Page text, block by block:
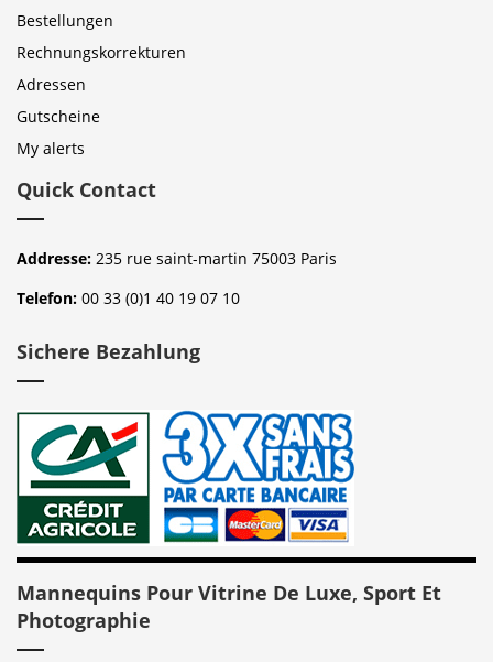
Bestellungen
Rechnungskorrekturen
Adressen
Gutscheine
My alerts
Quick Contact
Addresse: 235 rue saint-martin 75003 Paris
Telefon: 00 33 (0)1 40 19 07 10
Sichere Bezahlung
Mannequins Pour Vitrine De Luxe, Sport Et
Photographie